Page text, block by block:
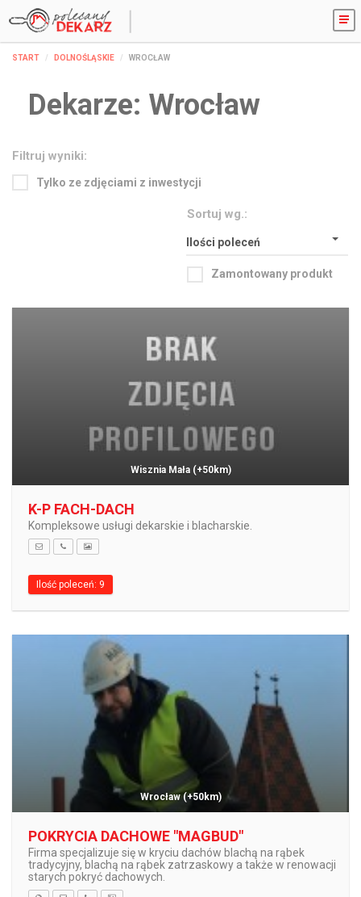
START DOLNOŚLĄSKIE WROCŁAW
Dekarze: Wrocław
Filtruj wyniki:
Tylko ze zdjęciami z inwestycji
Sortuj wg.:
Ilości poleceń
Zamontowany produkt
Wisznia Mała(+50km)
K-P FACH-DACH
Kompleksowe usługi dekarskie i blacharskie.
Ilość poleceń: 9
Wrocław(+50km)
POKRYCIA DACHOWE "MAGBUD"
Firma specjalizuje się w kryciu dachów blachą na rąbek
tradycyjny, blachą na rąbek zatrzaskowy a także w renowacji
starych pokryć dachowych.